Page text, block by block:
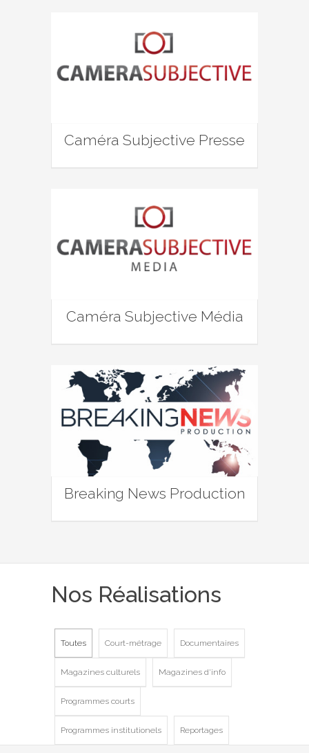
Caméra Subjective Presse
Caméra Subjective Média
Breaking News Production
Nos Réalisations
Toutes Court-métrage Documentaires
Magazines culturels Magazines d'info
Programmes courts
Programmes institutionels Reportages